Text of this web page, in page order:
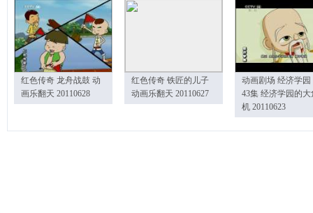
红色传奇 龙舟战鼓 动
画乐翻天 20110628
红色传奇 铁匠的儿子
动画乐翻天 20110627
动画剧场 经济学园
43集 经济学园的大
机 20110623